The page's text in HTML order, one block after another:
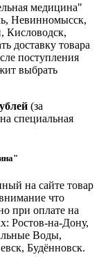
медицина"
Невинномысск,
Кисловодск,
доставку товара
поступления
выбрать
(за
специальная
на сайте товар
что
при оплате на
Ростов-на-Дону,
Воды,
Будённовск.